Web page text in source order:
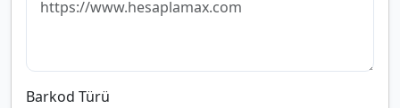
Barkod Türü